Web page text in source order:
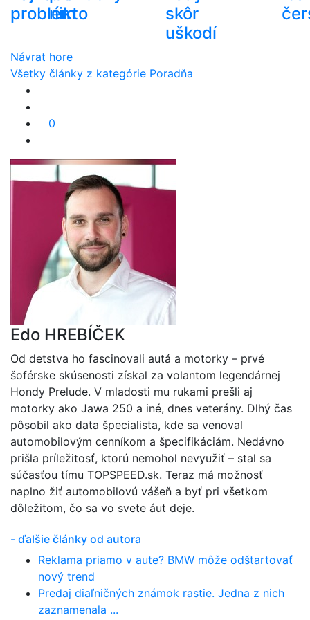
problém
nikto
skôr
uškodí
Návrat hore
Všetky články z kategórie Poradňa
0
Edo HREBÍČEK
Od detstva ho fascinovali autá a motorky – prvé
šoférske skúsenosti získal za volantom legendárnej
Hondy Prelude. V mladosti mu rukami prešli aj
motorky ako Jawa 250 a iné, dnes veterány. Dlhý čas
pôsobil ako data špecialista, kde sa venoval
automobilovým cenníkom a špecifikáciám. Nedávno
prišla príležitosť, ktorú nemohol nevyužiť – stal sa
súčasťou tímu TOPSPEED.sk. Teraz má možnosť
naplno žiť automobilovú vášeň a byť pri všetkom
dôležitom, čo sa vo svete áut deje.
- ďalšie články od autora
Reklama priamo v aute? BMW môže odštartovať
nový trend
Predaj diaľničných známok rastie. Jedna z nich
zaznamenala ...